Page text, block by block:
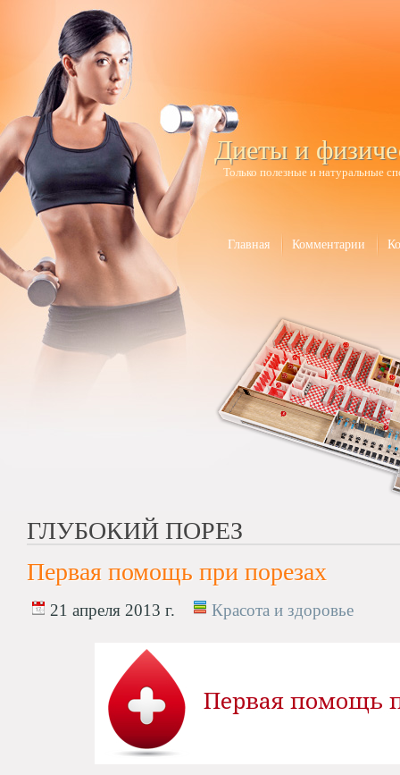
Диеты и
Только полезные и натуральные
Главная Комментарии
ГЛУБОКИЙ ПОРЕЗ
Первая помощь при порезах
21 апреля 2013 г. Красота и здоровье